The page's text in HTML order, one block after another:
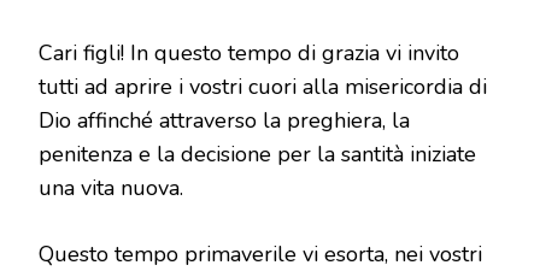
25
MARZO
2017
Cari figli! In questo tempo di grazia vi invito
tutti ad aprire i vostri cuori alla misericordia di
Dio affinché attraverso la preghiera, la
penitenza e la decisione per la santità iniziate
una vita nuova.
Questo tempo primaverile vi esorta, nei vostri